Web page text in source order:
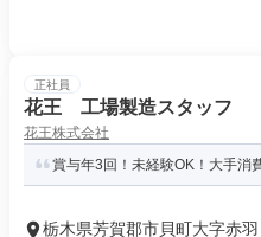
正社員
花王 工場製造スタッフ
花王株式会社
賞与年3回！未経験OK！大手消
栃木県芳賀郡市貝町大字赤羽